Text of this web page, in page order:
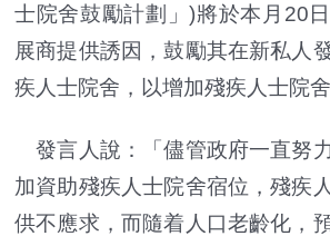
士院舍鼓勵計劃」)將於本月20
展商提供誘因，鼓勵其在新私人
疾人士院舍，以增加殘疾人士院舍
發言人說：「儘管政府一直努
加資助殘疾人士院舍宿位，殘疾
供不應求，而隨着人口老齡化，